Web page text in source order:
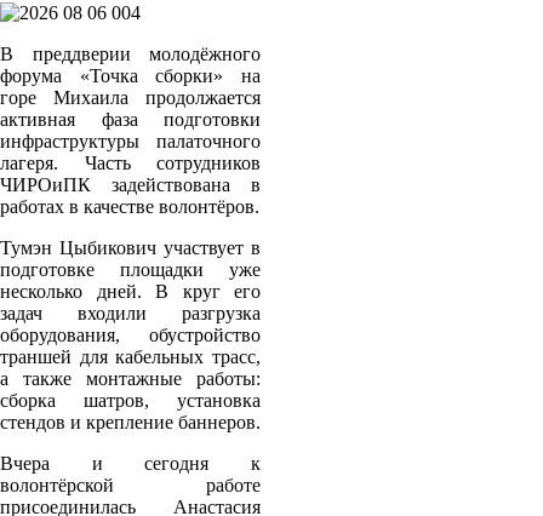
В преддверии молодёжного
форума «Точка сборки» на
горе Михаила продолжается
активная фаза подготовки
инфраструктуры палаточного
лагеря. Часть сотрудников
ЧИРОиПК задействована в
работах в качестве волонтёров.
Тумэн Цыбикович участвует в
подготовке площадки уже
несколько дней. В круг его
задач входили разгрузка
оборудования, обустройство
траншей для кабельных трасс,
а также монтажные работы:
сборка шатров, установка
стендов и крепление баннеров.
Вчера и сегодня к
волонтёрской работе
присоединилась Анастасия